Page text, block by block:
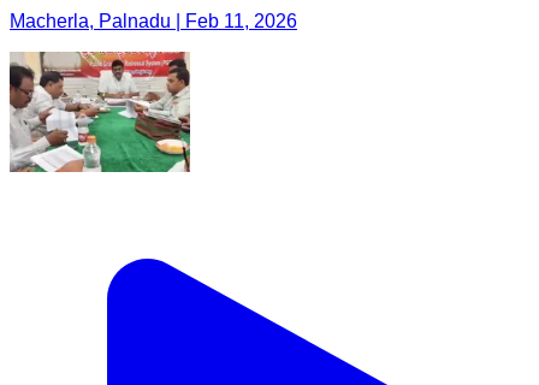
Macherla, Palnadu | Feb 11, 2026